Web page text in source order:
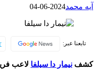
آيه محمد2024-06-04
تابعنا عبر:
كشف نيمار دا سيلفا لاعب